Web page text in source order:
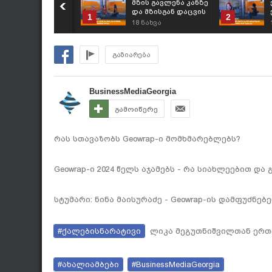
1
მზის გავლენა კანზე
და მზისგან დაცვის
მნიშვნელობა;
18 ნახვა
2
გაზიარება
BusinessMediaGeorgia
გამოიწერე
რას სთავაზობს Geowrap-ი მომხმარებლებს?
Geowrap-ი 2024 წელს აჯამებს - რა სიახლეებით და
სტუმარი: ნინა მაისურაძე - Geowrap-ის
#ქალებისნარატივი ლიკა მეგუთნიშვილთან
#ახალიამბები #BusinessMediaGeorgia